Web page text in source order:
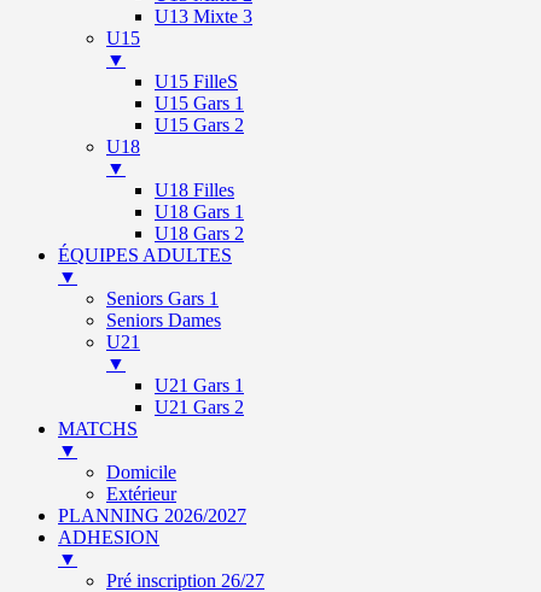
U13 Mixte 3
U15
▼
U15 FilleS
U15 Gars 1
U15 Gars 2
U18
▼
U18 Filles
U18 Gars 1
U18 Gars 2
ÉQUIPES ADULTES
▼
Seniors Gars 1
Seniors Dames
U21
▼
U21 Gars 1
U21 Gars 2
MATCHS
▼
Domicile
Extérieur
PLANNING 2026/2027
ADHESION
▼
Pré inscription 26/27